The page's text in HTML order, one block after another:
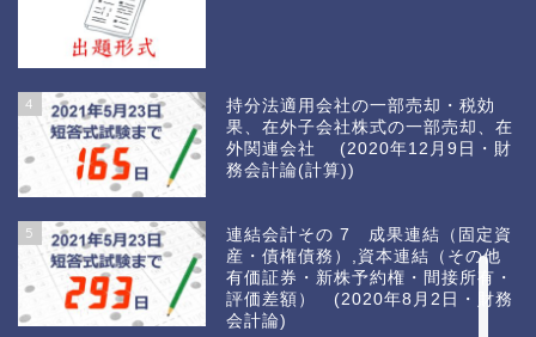
4
持分法適用会社の一部売却・税効
果、在外子会社株式の一部売却、在
外関連会社 (2020年12月9日・財
務会計論(計算))
5
連結会計その 7 成果連結（固定資
産・債権債務）,資本連結（その他
有価証券・新株予約権・間接所有・
評価差額） (2020年8月2日・財務
会計論)
カウントダウン2021